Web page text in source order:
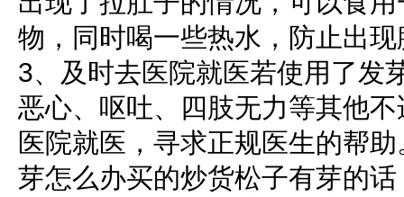
物，同时喝一些热水，防止出
3、及时去医院就医若使用了发
恶心、呕吐、四肢无力等其他
医院就医，寻求正规医生的帮
芽怎么办买的炒货松子有芽的